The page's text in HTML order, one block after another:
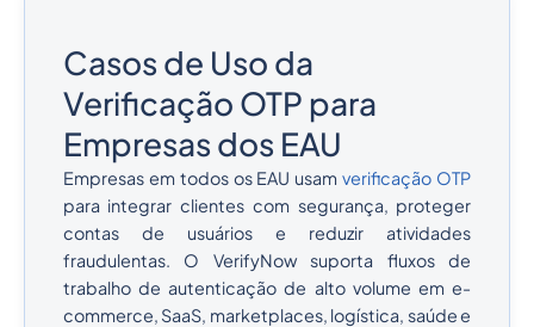
Casos de Uso da
Verificação OTP para
Empresas dos EAU
Empresas em todos os EAU usamverificação OTP
para integrar clientes com segurança, proteger
contas de usuários e reduzir atividades
fraudulentas. O VerifyNow suporta fluxos de
trabalho de autenticação de alto volume em e-
commerce, SaaS, marketplaces, logística, saúde e